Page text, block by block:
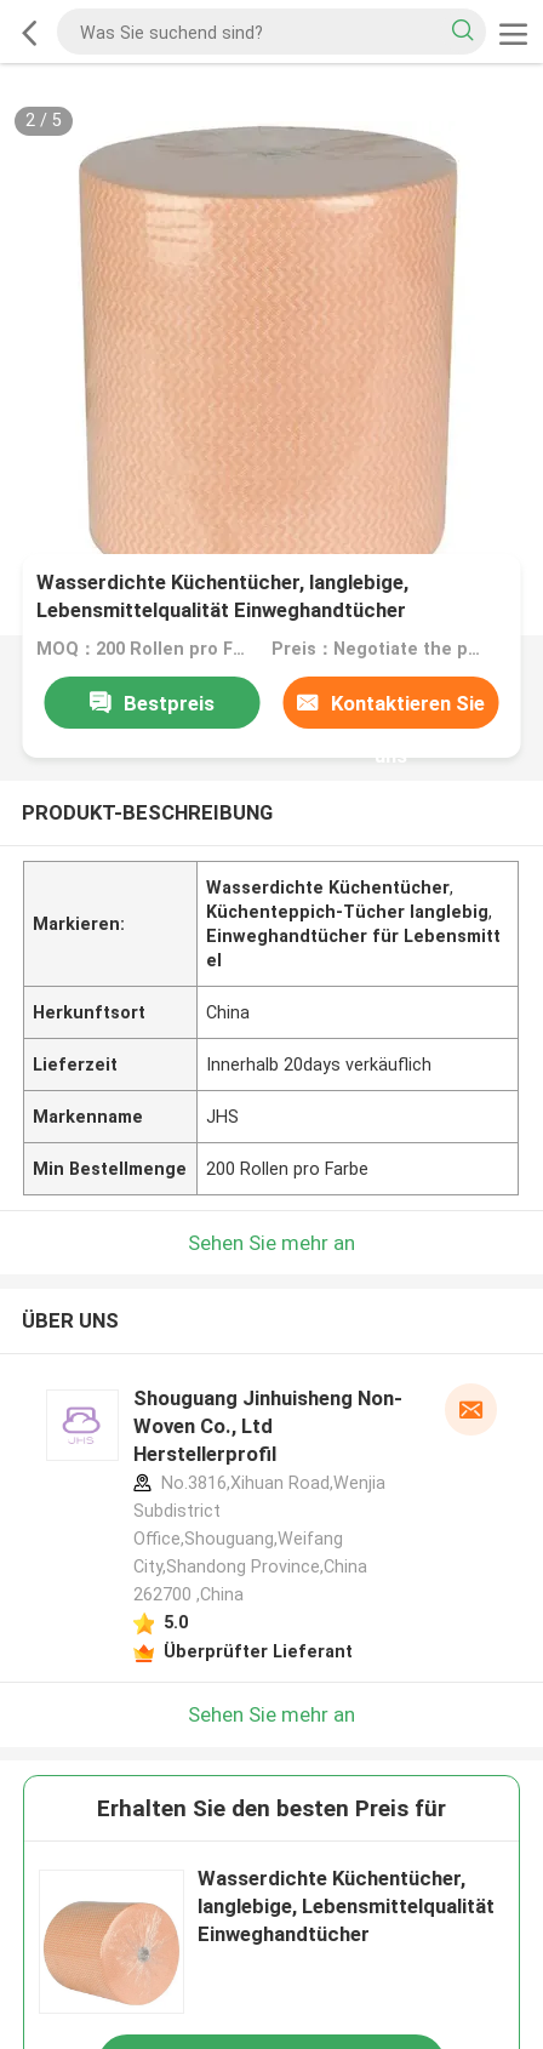
2/ 5
Wasserdichte Küchentücher, langlebige,
Lebensmittelqualität Einweghandtücher
MOQ：200 Rollen pro Farbe Preis：Negotiate the price in detail according to the product
Bestpreis Kontaktieren Sie
uns
PRODUKT-BESCHREIBUNG
Markieren:
Wasserdichte Küchentücher,
Küchenteppich-Tücher langlebig,
Einweghandtücher für Lebensmitt
el
Herkunftsort China
Lieferzeit Innerhalb 20days verkäuflich
Markenname JHS
Min Bestellmenge 200 Rollen pro Farbe
Sehen Sie mehr an
ÜBER UNS
Shouguang Jinhuisheng Non-
Woven Co., Ltd
Herstellerprofil
No.3816,Xihuan Road,Wenjia
Subdistrict
Office,Shouguang,Weifang
City,Shandong Province,China
262700 ,China
5.0
Überprüfter Lieferant
Sehen Sie mehr an
Erhalten Sie den besten Preis für
Wasserdichte Küchentücher,
langlebige, Lebensmittelqualität
Einweghandtücher